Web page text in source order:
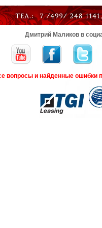
Дмитрий Маликов в
вопросы и найденные ошибки